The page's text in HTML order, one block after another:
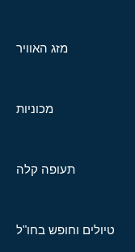
מזג האוויר
מכוניות
תעופה קלה
טיולים וחופש בחו"ל